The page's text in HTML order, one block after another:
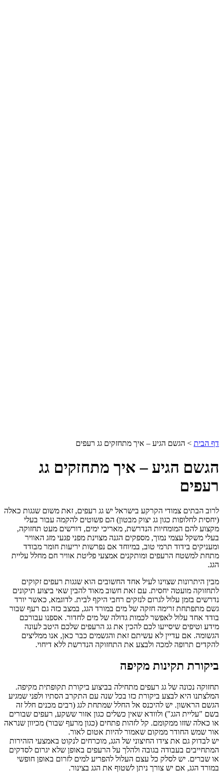
דף הבית > הגשם הגיע – איך מתחזקים גג רעפים
הגשם הגיע – איך מתחזקים גג
רעפים
לרוב הבתים צמודי הקרקע בישראל יש גג רעפים, זאת משום שגגות כאלה
(יחסית לחלופות כגון גג יצוק מבטון) הם פשוטים להקמה עבור בעלי
מקצוע להם המומחיות הנדרשת, מאריכי ימים, דורשים מעט תחזוקה,
בעלי משקל עצמי נמוך, מספקים הגנה מצוינת מפני פגעי מזג האוויר
ומעניקים בידוד תרמי טוב, במיוחד אם נפרשות יריעות חומר מבודד
מתחת למשטח הרעפים ומותקנים אמצעי פליטת אוויר חם מחלל עליית
הגג.
מבין היתרונות שצוינו לעיל אחד החשובים הוא שגגות רעפים זקוקים
לתחזוקה מועטה יחסית. עם זאת חשוב מאוד להבין שאי ביצוע תיקונים
נדרשים בזמן עלול לגרום לנזקים רחבי היקף לבית. לדוגמא, כאשר יורד
גשם מתפתחת זרימה חזקה של מים במורד הגג, במצב כזה גם רעף שבור
בודד אחד עלול לאפשר לכמות גדולה של מים לחדור. אספנו עבורכם
מידע וטיפים שיסייעו לכם להכין את גג הרעפים שלכם היטב לעונה
הגשומה. אם עדיין לא עשיתם זאת והגשמים כבר כאן, אנו ממליצים
להקדים תרופה למכה ולבצע את התחזוקה הנדרשת ללא דיחוי.
ביקורת תקינות מקיפה
תחזוקה נכונה של גג רעפים מתחילה בביצוע ביקורת תקופתית מקיפה.
המלצתנו היא לבצע ביקורת כזו בכל שנה עם התקרב הסתיו ולפני שמגיע
הגשם הראשון. יש להיכנס אל החלל שמתחת לגג (רבים מכנים חלל זה
בשם "עליית הגג") ולוודא שאין כשלים כגון אזור ששקע, רעפים שבורים
או כאלה שזזו ממקומם. קל לזהות פתחים (כגון מרעף שבור) מכיוון שנראה
אור שמש החודר ממקום שאמור להיות אטום לאור.
יש לבדוק גם את צידו החיצוני של הגג, מוכרחים לנקוט באמצעי הזהירות
המתחייבים בעבודה בגובה ולהלך על הרעפים באופן שלא יגרום לסדקים
או שברים. יש לסלק כל עצם העלול להפריע למים לזרום באופן חופשי
במורד הגג, אם יש צורך ניתן לשטוף את הגג בצינור.